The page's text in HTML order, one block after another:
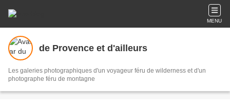
MENU
de Provence et d'ailleurs
Les galeries photographiques d'un voyageur féru de wilderness et d'un
photographe féru de montagne